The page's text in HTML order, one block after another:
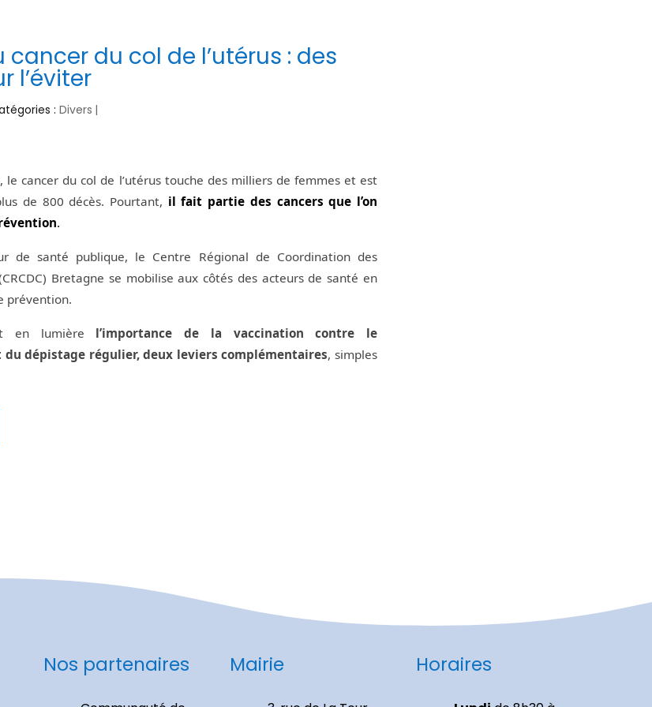
du col de l’utérus : des
l’éviter
: Divers |
le cancer du col de l’utérus touche des milliers de femmes et est
de 800 décès. Pourtant, il fait partie des cancers que l’on
.
de santé publique, le Centre Régional de Coordination des
Bretagne se mobilise aux côtés des acteurs de santé en
prévention.
en lumière l’importance de la vaccination contre le
du dépistage régulier, deux leviers complémentaires, simples
Nos partenaires Mairie Horaires